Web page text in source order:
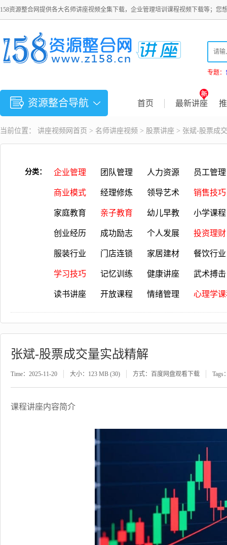
158资源整合网提供各大名师讲座视频全集下载，企业管理培训课程视频下载等；您
专题：
资源整合导航 首页 最新讲座
当前位置： 讲座视频 网首页 > 名师讲座视频 > 股票讲座 > 张斌-股票成
分类： 企业管理 团队管理 人力资源 员工管理
商业模式 经理修炼 领导艺术 销售技巧
家庭教育 亲子教育 幼儿早教 小学课程
创业经历 成功励志 个人发展 投资理财
服装行业 门店连锁 家居建材 餐饮行业
学习技巧 记忆训练 健康讲座 武术搏击
读书讲座 开放课程 情绪管理 心理学
张斌-股票成交量实战精解
Time：2025-11-20 大小：123 MB (30) 方式：百度网盘观看下载 Tags
课程讲座内容简介